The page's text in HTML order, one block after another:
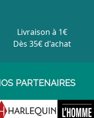
Livraison à 1€
Dès 35€ d'achat
PARTENAIRES